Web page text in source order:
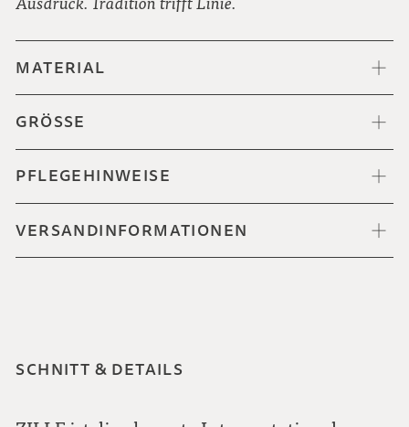
MATERIAL
GRÖSSE
PFLEGEHINWEISE
VERSANDINFORMATIONEN
SCHNITT & DETAILS